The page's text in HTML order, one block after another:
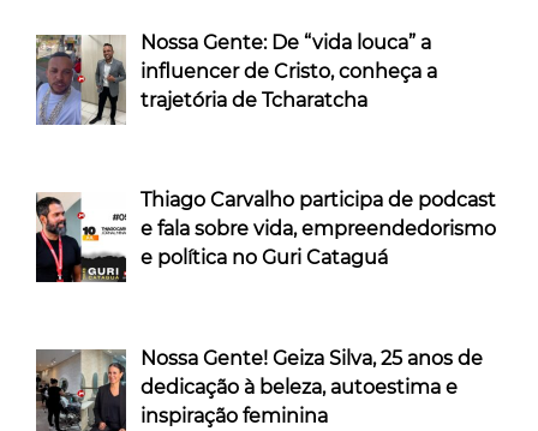
Nossa Gente: De “vida louca” a
influencer de Cristo, conheça a
trajetória de Tcharatcha
Thiago Carvalho participa de podcast
e fala sobre vida, empreendedorismo
e política no Guri Cataguá
Nossa Gente! Geiza Silva, 25 anos de
dedicação à beleza, autoestima e
inspiração feminina